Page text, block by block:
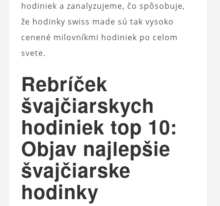
hodiniek a zanalyzujeme, čo spôsobuje,
že hodinky swiss made sú tak vysoko
cenené milovníkmi hodiniek po celom
svete.
Rebríček
švajčiarskych
hodiniek top 10:
Objav najlepšie
švajčiarske
hodinky